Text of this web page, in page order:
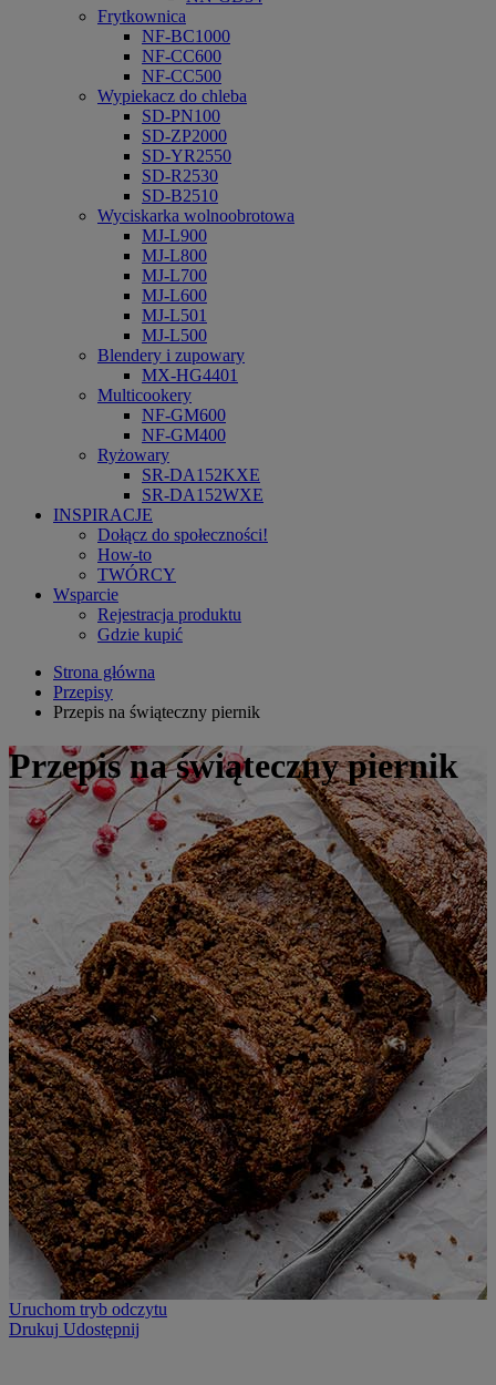
Frytkownica
NF-BC1000
NF-CC600
NF-CC500
Wypiekacz do chleba
SD-PN100
SD-ZP2000
SD-YR2550
SD-R2530
SD-B2510
Wyciskarka wolnoobrotowa
MJ-L900
MJ-L800
MJ-L700
MJ-L600
MJ-L501
MJ-L500
Blendery i zupowary
MX-HG4401
Multicookery
NF-GM600
NF-GM400
Ryżowary
SR-DA152KXE
SR-DA152WXE
INSPIRACJE
Dołącz do społeczności!
How-to
TWÓRCY
Wsparcie
Rejestracja produktu
Gdzie kupić
Strona główna
Przepisy
Przepis na świąteczny piernik
Przepis na świąteczny piernik
Uruchom tryb odczytu
Drukuj Udostępnij